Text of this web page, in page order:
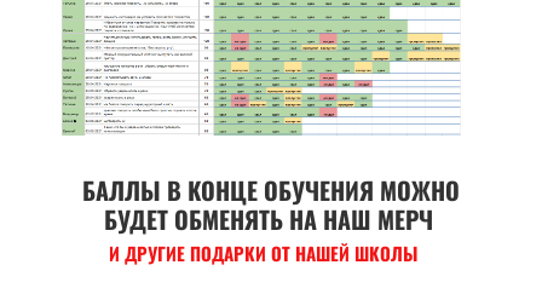
БАЛЛЫ В КОНЦЕ ОБУЧЕНИЯ МОЖНО
БУДЕТ ОБМЕНЯТЬ НА НАШ МЕРЧ
И ДРУГИЕ ПОДАРКИ ОТ НАШЕЙ ШКОЛЫ